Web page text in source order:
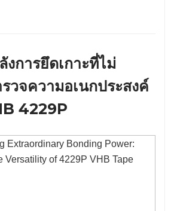
การยึดเกาะที่ไม่
วจความอเนกประสงค์
4229P